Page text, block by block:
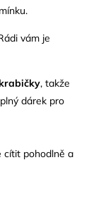
vám je
, takže
dárek pro
cítit pohodlně a